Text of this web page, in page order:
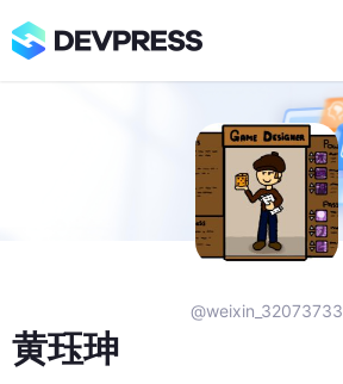
@weixin_32073733
黄珏珅